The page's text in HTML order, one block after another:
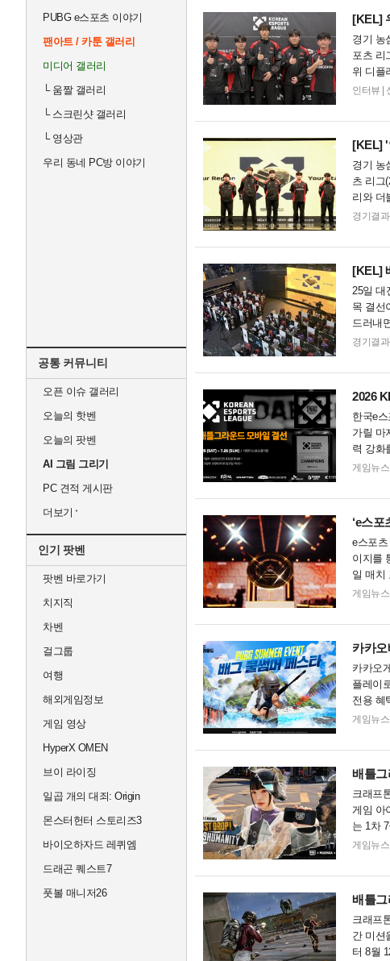
PUBG e스포츠 이야기
팬아트 / 카툰 갤러리
미디어 갤러리
└움짤 갤러리
└스크린샷 갤러리
└영상관
우리 동네 PC방 이야기
공통 커뮤니티
오픈 이슈 갤러리
오늘의 핫벤
오늘의 팟벤
AI 그림 그리기
PC 견적 게시판
더보기
인기 팟벤
팟벤 바로가기
치지직
차벤
걸그룹
여행
해외게임정보
게임 영상
HyperX OMEN
브이 라이징
일곱 개의 대죄: Origin
몬스터헌터 스토리즈3
바이오하자드 레퀴엠
드래곤 퀘스트7
풋볼 매니저26
[KEL]
경기 농
포츠 리
위 디플
뷰 전문
인터뷰
[KEL]'
경기 농
츠 리그
리와 더
틀그라
경기결과
[KEL]
25일 대
목 결선
드러내
26일 양
경기결과
2026
한국e
가릴 마
력 강화
를 제공
게임뉴스
‘e스
e스포츠
이지를
일 매치
마지막
게임뉴스
카카오
카카오
플레이
전용 혜
플랫폼
게임뉴스
배틀그
크래프
게임 아
는 1차
보상을
게임뉴스
배틀그
크래프
간 미션
터 8월